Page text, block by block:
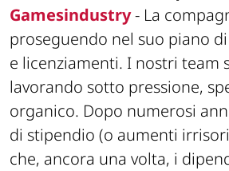
Gamesindustry- La
proseguendo nel suo piano
e licenziamenti. I nostri team
lavorando sotto pressione,
organico. Dopo numerosi
di stipendio (o aumenti
che, ancora una volta, i